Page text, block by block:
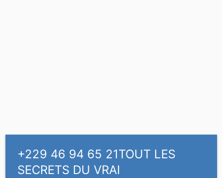
+229 46 94 65 21TOUT LES
SECRETS DU VRAI